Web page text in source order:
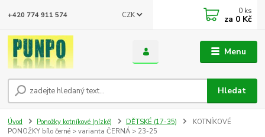
Menu
CZK
Hledat
+420 774 911 574 0 ks
za 0 Kč
Úvod Ponožky kotníkové (nízké) DĚTSKÉ (17-35)
KOTNÍKOVÉ
PONOŽKY bílo černé > varianta ČERNÁ > 23-25